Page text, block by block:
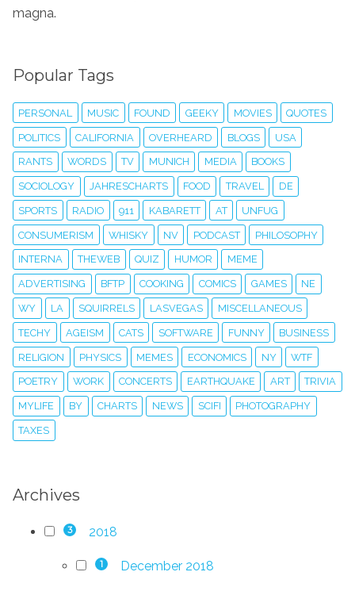
magna.
Popular Tags
PERSONAL MUSIC FOUND GEEKY MOVIES QUOTES
POLITICS CALIFORNIA OVERHEARD BLOGS USA
RANTS WORDS TV MUNICH MEDIA BOOKS
SOCIOLOGY JAHRESCHARTS FOOD TRAVEL DE
SPORTS RADIO 911 KABARETT AT UNFUG
CONSUMERISM WHISKY NV PODCAST PHILOSOPHY
INTERNA THEWEB QUIZ HUMOR MEME
ADVERTISING BFTP COOKING COMICS GAMES NE
WY LA SQUIRRELS LASVEGAS MISCELLANEOUS
TECHY AGEISM CATS SOFTWARE FUNNY BUSINESS
RELIGION PHYSICS MEMES ECONOMICS NY WTF
POETRY WORK CONCERTS EARTHQUAKE ART TRIVIA
MYLIFE BY CHARTS NEWS SCIFI PHOTOGRAPHY
TAXES
Archives
3 2018
1 December 2018